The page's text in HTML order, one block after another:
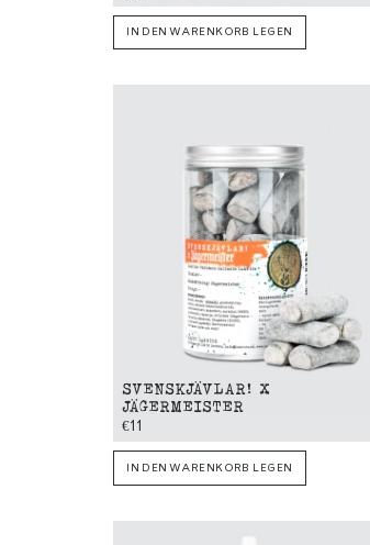
IN DEN WARENKORB LEGEN
SVENSKJÄVLAR! X
JÄGERMEISTER
€11
IN DEN WARENKORB LEGEN